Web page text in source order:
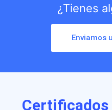
¿Tienes
Enviamos
Certificados